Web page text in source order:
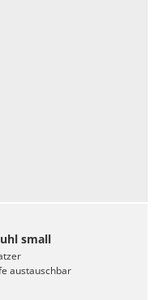
small
austauschbar